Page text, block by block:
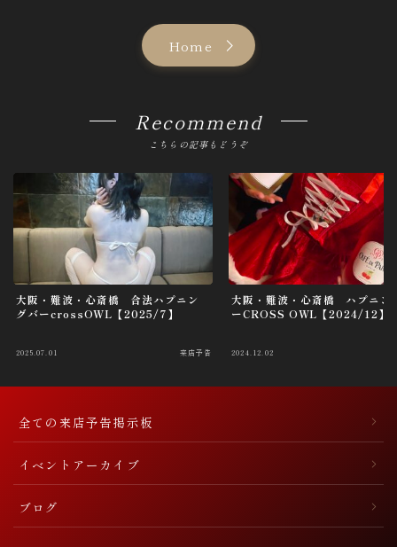
Home
Recommend
こちらの記事もどうぞ
大阪・難波・心斎橋 合法ハプニン
グバーcrossOWL【2025/7】
2025.07.01 来店予告
大阪・難波・心斎橋 ハプニン
ーCROSS OWL【2024/12】
2024.12.02
全ての来店予告掲示板
イベントアーカイブ
ブログ